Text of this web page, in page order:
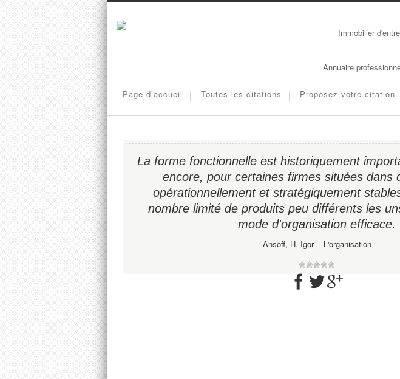
Immobilier
Annuaire
Page d’accueil Toutes les citations Proposez votre citation
La forme fonctionnelle est historiquement
encore, pour certaines firmes situées dans
opérationnellement et stratégiquement
nombre limité de produits peu différents les
mode d'organisation efficace.
Ansoff, H. Igor− L'organisation